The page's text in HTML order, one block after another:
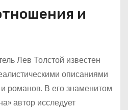
и
Лев Толстой известен
описаниями
романов. В его знаменитом
автор исследует